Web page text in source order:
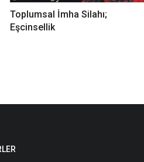
Toplumsal İmha Silahı;
Eşcinsellik